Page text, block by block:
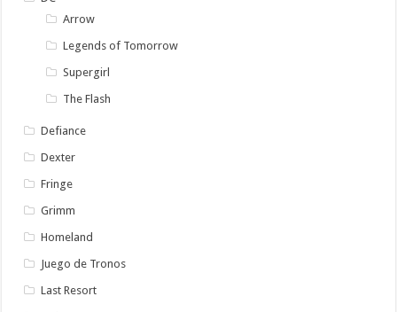
Arrow
Legends of Tomorrow
Supergirl
The Flash
Defiance
Dexter
Fringe
Grimm
Homeland
Juego de Tronos
Last Resort